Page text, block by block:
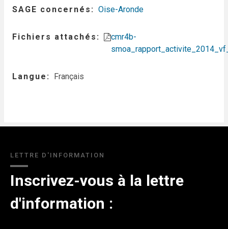
SAGE concernés Oise-Aronde
Fichiers attachés
cmr4b-
Langue Français
LETTRE D'INFORMATION
Inscrivez-vous à la lettre
d'information :